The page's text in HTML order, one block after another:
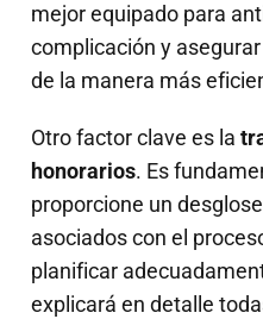
mejor equipado para
complicación y
de la manera más
Otro factor clave es la
honorarios. Es
proporcione un
asociados con el
planificar
explicará en detalle